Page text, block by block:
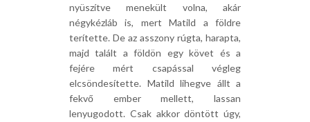
nyüszítve menekült volna, akár
négykézláb is, mert Matild a földre
terítette. De az asszony rúgta, harapta,
majd talált a földön egy követ és a
fejére mért csapással végleg
elcsöndesítette. Matild lihegve állt a
fekvő ember mellett, lassan
lenyugodott. Csak akkor döntött úgy,